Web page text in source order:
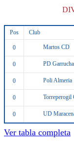
Pos Club
0 Martos CD
0 PD Garrucha
0 Poli Almeria
0 Torreperogil
0 UD
Ver tabla completa